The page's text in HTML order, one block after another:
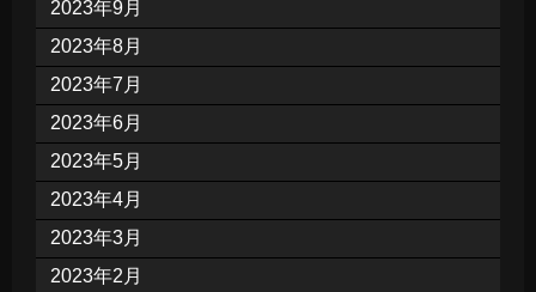
2023年9月
2023年8月
2023年7月
2023年6月
2023年5月
2023年4月
2023年3月
2023年2月